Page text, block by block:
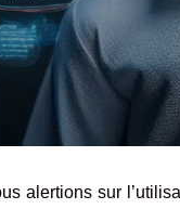
alertions sur